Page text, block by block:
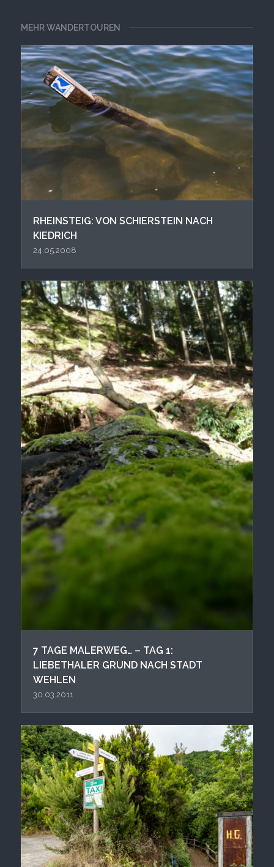
MEHR WANDERTOUREN
RHEINSTEIG: VON SCHIERSTEIN NACH
KIEDRICH
24.05.2008
7 TAGE MALERWEG… – TAG 1:
LIEBETHALER GRUND NACH STADT
WEHLEN
30.03.2011